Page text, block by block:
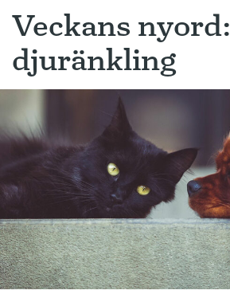
Veckans nyord:
djuränkling